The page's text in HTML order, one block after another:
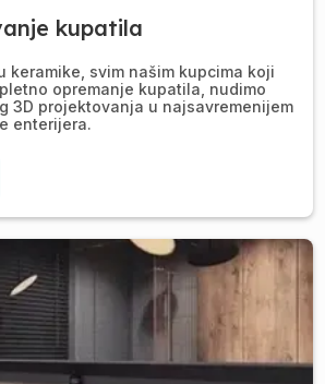
kupatila
keramike, svim našim kupcima koji
opremanje kupatila, nudimo
3D projektovanja u najsavremenijem
enterijera.